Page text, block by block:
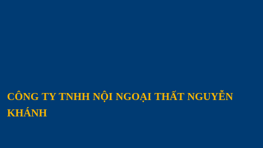
CÔNG TY TNHH NỘI NGOẠI THẤT NGUYỄN
KHÁNH